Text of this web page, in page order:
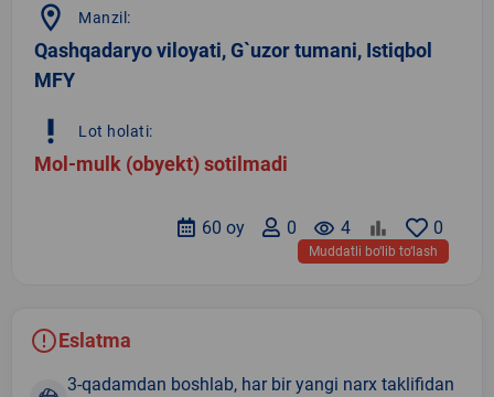
location_on Manzil:
Qashqadaryo viloyati, G`uzor tumani, Istiqbol
MFY
priority_high Lot holati:
Mol-mulk (obyekt) sotilmadi
0
remove_red_eye 4
0
60 oy
Muddatli bo‘lib to‘lash
Eslatma
3-qadamdan boshlab, har bir yangi narx taklifidan